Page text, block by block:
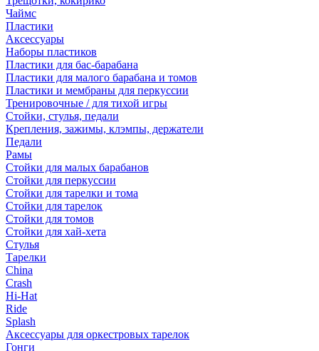
Чаймс
Пластики
Аксессуары
Наборы пластиков
Пластики для бас-барабана
Пластики для малого барабана и томов
Пластики и мембраны для перкуссии
Тренировочные / для тихой игры
Стойки, стулья, педали
Крепления, зажимы, клэмпы, держатели
Педали
Рамы
Стойки для малых барабанов
Стойки для перкуссии
Стойки для тарелки и тома
Стойки для тарелок
Стойки для томов
Стойки для хай-хета
Стулья
Тарелки
China
Crash
Hi-Hat
Ride
Splash
Аксессуары для оркестровых тарелок
Гонги